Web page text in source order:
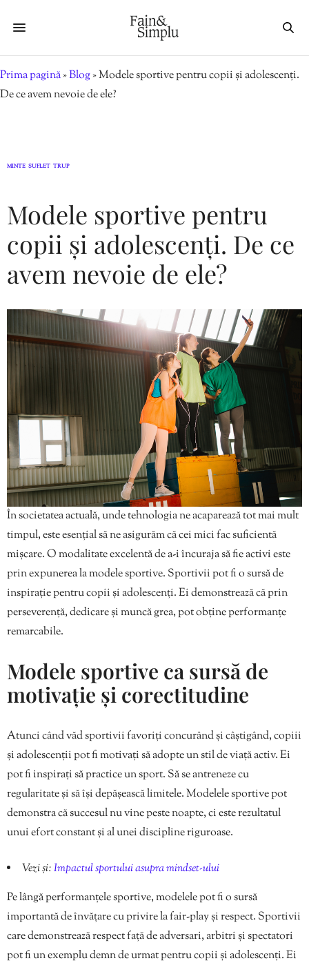
Prima pagină»Blog»Modele sportive pentru copii și adolescenți.
De ce avem nevoie de ele?
MINTE SUFLET TRUP
Modele sportive pentru
copii și adolescenți. De ce
avem nevoie de ele?
În societatea actuală, unde tehnologia ne acaparează tot mai mult
timpul, este esențial să ne asigurăm că cei mici fac suficientă
mișcare. O modalitate excelentă de a-i încuraja să fie activi este
prin expunerea la modele sportive. Sportivii pot fi o sursă de
inspirație pentru copii și adolescenți. Ei demonstrează că prin
perseverență, dedicare și muncă grea, pot obține performanțe
remarcabile.
Modele sportive ca sursă de
motivație și corectitudine
Atunci când văd sportivii favoriți concurând și câștigând, copiii
și adolescenții pot fi motivați să adopte un stil de viață activ. Ei
pot fi inspirați să practice un sport. Să se antreneze cu
regularitate și să își depășească limitele. Modelele sportive pot
demonstra că succesul nu vine peste noapte, ci este rezultatul
unui efort constant și al unei discipline riguroase.
Vezi și:Impactul sportului asupra mindset-ului
Pe lângă performanțele sportive, modelele pot fi o sursă
importantă de învățare cu privire la fair-play și respect. Sportivii
care demonstrează respect față de adversari, arbitri și spectatori
pot fi un exemplu demn de urmat pentru copii și adolescenți. Ei